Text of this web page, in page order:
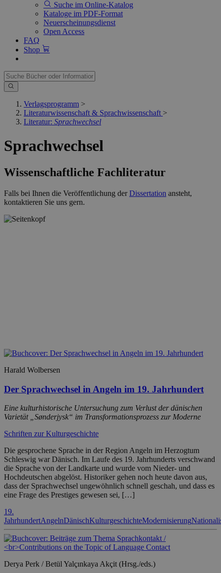
Suche im Online-Katalog
Kataloge im PDF-Format
Neuerscheinungsdienst
Open Access
FAQ
Shop
Verlagsprogramm >
Literaturwissenschaft & Sprachwissenschaft >
Literatur: Sprachwechsel
Sprachwechsel
Wissenschaftliche Fachliteratur
Falls bei Ihnen die Veröffentlichung derDissertation ansteht,
kontaktieren Sie uns gern.
Harald Wolbersen
Der Sprachwechsel in Angeln im 19. Jahrhundert
Eine kulturhistorische Untersuchung zum Verlust der dänischen
Varietät „Sønderjysk“ im Transformationsprozess zur Moderne
Schriften zur Kulturgeschichte
Die gesprochene Sprache in der Region Angeln im Herzogtum
Schleswig war Dänisch. Im Laufe des 19. Jahrhunderts verschwand
die Sprache von der Landkarte und wurde vom Nieder- und
Hochdeutschen abgelöst. Historiker gehen noch heute davon aus,
dass der Sprachwechsel ungewöhnlich schnell geschah, und dass es
eine Frage des Prestiges gewesen sei, […]
19.
JahrhundertAngelnDänischKulturgeschichteModernisierung
Derya Perk / Betül Yalçınkaya Akçit (Hrsg./eds.)